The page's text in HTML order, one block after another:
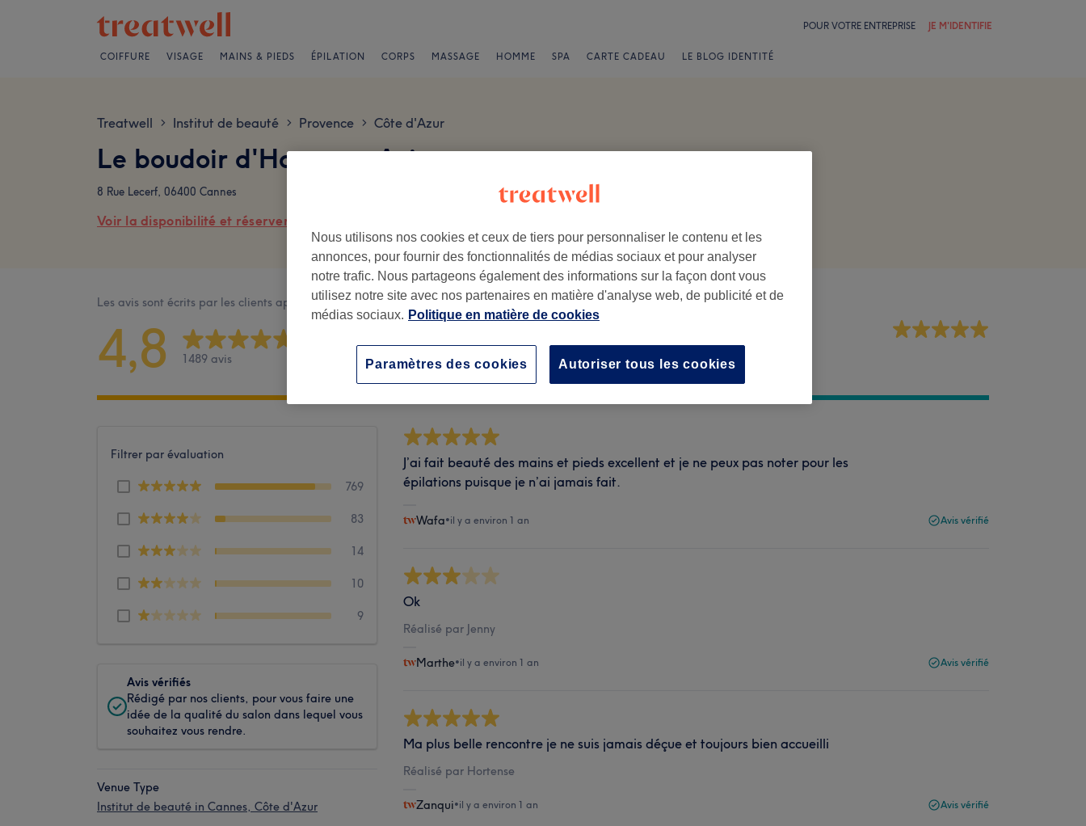
POUR VOTRE ENTREPRISE JE M'IDENTIFIE
COIFFURE VISAGE MAINS & PIEDS ÉPILATION CORPS MASSAGE HOMME SPA CARTE CADEAU LE BLOG IDENTITÉ
Treatwell > Institut de beauté > Provence > Côte d'Azur
Le boudoir d'Hortense Avis
8 Rue Lecerf, 06400 Cannes
Voir la disponibilité et réserver en ligne
Les avis sont écrits par les clients après leur visite.
4,8 1489 avis Propreté
Filtrer par évaluation
769
83
14
10
9
Avis vérifiés
Rédigé par nos clients, pour vous faire une
idée de la qualité du salon dans lequel vous
souhaitez vous rendre.
Venue Type
Institut de beauté in Cannes, Côte d'Azur
J’ai fait beauté des mains et pieds excellent et je ne peux pas noter pour les
épilations puisque je n’ai jamais fait.
Wafa•il y a environ 1 an Avis vérifié
Ok
Réalisé par Jenny
Marthe•il y a environ 1 an Avis vérifié
Ma plus belle rencontre je ne suis jamais déçue et toujours bien accueilli
Réalisé par Hortense
Zanqui•il y a environ 1 an Avis vérifié
Nous utilisons nos cookies et ceux de tiers pour personnaliser le contenu et les
annonces, pour fournir des fonctionnalités de médias sociaux et pour analyser
notre trafic. Nous partageons également des informations sur la façon dont vous
utilisez notre site avec nos partenaires en matière d'analyse web, de publicité et de
médias sociaux. Politique en matière de cookies
Autoriser tous les cookies
Paramètres des cookies